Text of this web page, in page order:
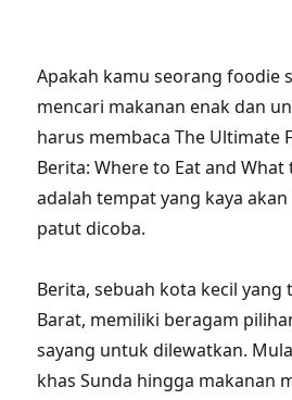
Apakah kamu seorang foodie
mencari makanan enak dan
harus membaca The Ultimate
Berita: Where to Eat and What
adalah tempat yang kaya
patut dicoba.
Berita, sebuah kota kecil yang
Barat, memiliki beragam
sayang untuk dilewatkan.
khas Sunda hingga makanan